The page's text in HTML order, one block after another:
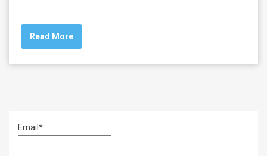
c
e
b
k
tt
er
Read More
Email*